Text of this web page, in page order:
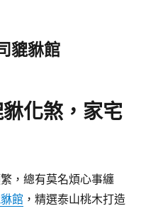
貔貅館
化煞，家宅
，總有莫名煩心事纏
館 ，精選泰山桃木打造